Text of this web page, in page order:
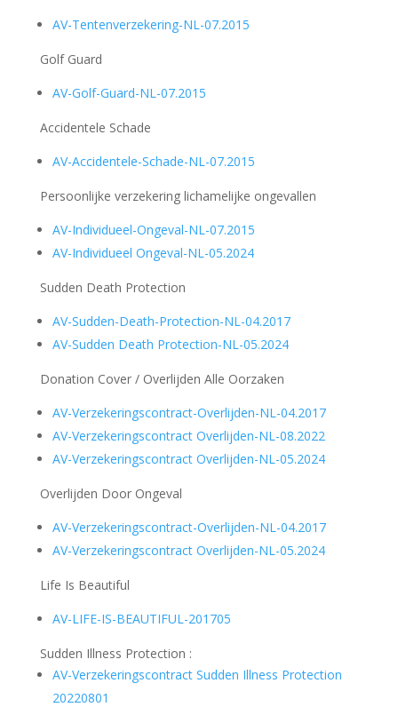
AV-Tentenverzekering-NL-07.2015
Golf Guard
AV-Golf-Guard-NL-07.2015
Accidentele Schade
AV-Accidentele-Schade-NL-07.2015
Persoonlijke verzekering lichamelijke ongevallen
AV-Individueel-Ongeval-NL-07.2015
AV-Individueel Ongeval-NL-05.2024
Sudden Death Protection
AV-Sudden-Death-Protection-NL-04.2017
AV-Sudden Death Protection-NL-05.2024
Donation Cover / Overlijden Alle Oorzaken
AV-Verzekeringscontract-Overlijden-NL-04.2017
AV-Verzekeringscontract Overlijden-NL-08.2022
AV-Verzekeringscontract Overlijden-NL-05.2024
Overlijden Door Ongeval
AV-Verzekeringscontract-Overlijden-NL-04.2017
AV-Verzekeringscontract Overlijden-NL-05.2024
Life Is Beautiful
AV-LIFE-IS-BEAUTIFUL-201705
Sudden Illness Protection :
AV-Verzekeringscontract Sudden Illness Protection
20220801